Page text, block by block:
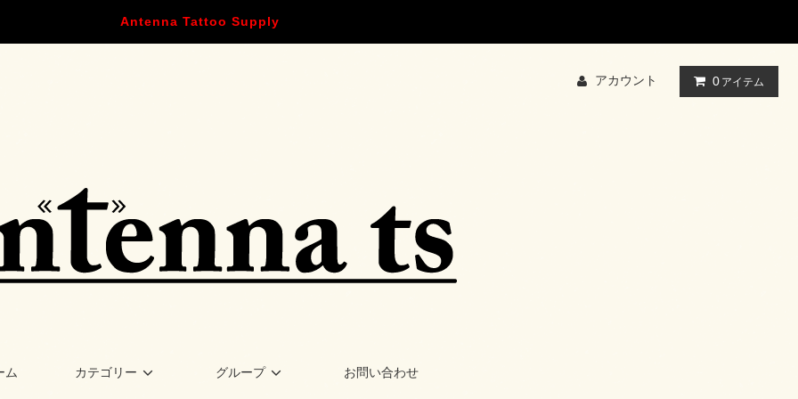
Antenna Tattoo Supply
アカウント 0 アイテム
ム カテゴリー グループ お問い合わせ